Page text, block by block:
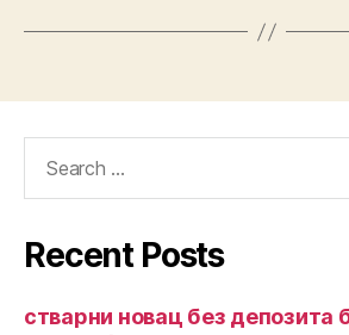
Recent Posts
стварни новац без депозита